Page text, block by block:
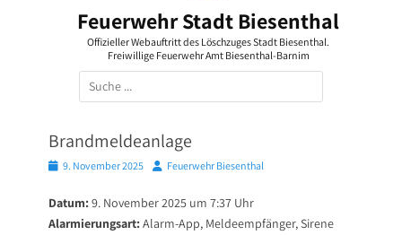
Feuerwehr Stadt Biesenthal
Offizieller Webauftritt des Löschzuges Stadt Biesenthal.
Freiwillige Feuerwehr Amt Biesenthal-Barnim
Suchen
nach:
Brandmeldeanlage
Posted9. November 2025 AutorFeuerwehr Biesenthal
Datum: 9. November 2025 um 7:37 Uhr
Alarmierungsart: Alarm-App, Meldeempfänger, Sirene